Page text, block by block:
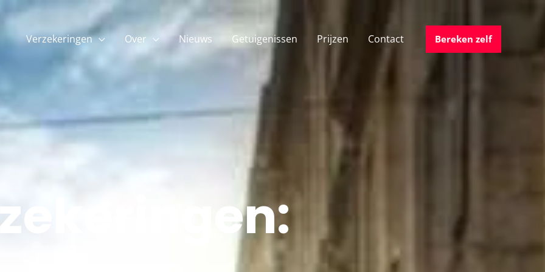
Verzekeringen Over Nieuws Getuigenissen Prijzen Contact Bereken zelf